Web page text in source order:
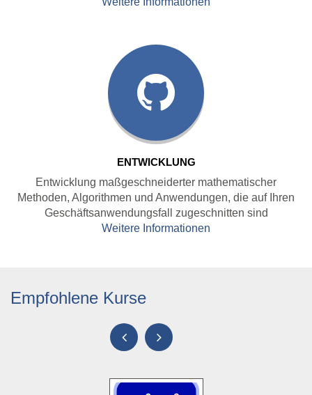
ENTWICKLUNG
Entwicklung maßgeschneiderter mathematischer
Methoden, Algorithmen und Anwendungen, die auf Ihren
Geschäftsanwendungsfall zugeschnitten sind
Weitere Informationen
Empfohlene Kurse